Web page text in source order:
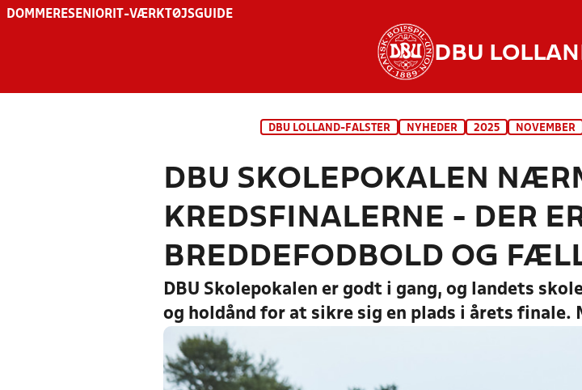
DOMMERESENIOR IT-VÆRKTØJSGUIDE
DBU
DBU LOLLAND-FALSTER NYHEDER 2025 NOVEMBER
DBU SKOLEPOKALEN
KREDSFINALERNE - DER
BREDDEFODBOLD OG
DBU Skolepokalen er godt i gang, og landets
og holdånd for at sikre sig en plads i årets